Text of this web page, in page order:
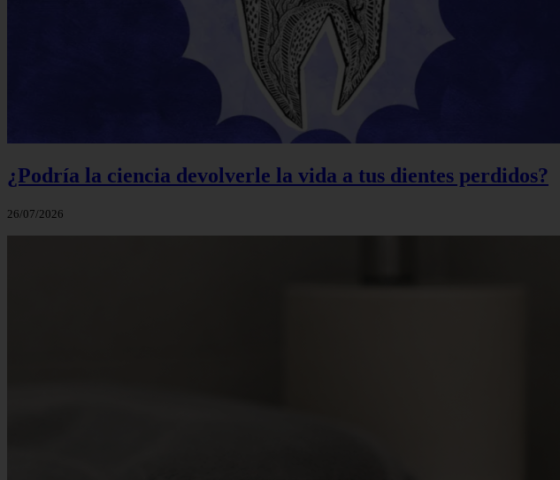
¿Podría la ciencia devolverle la vida a tus dientes perdidos?
26/07/2026